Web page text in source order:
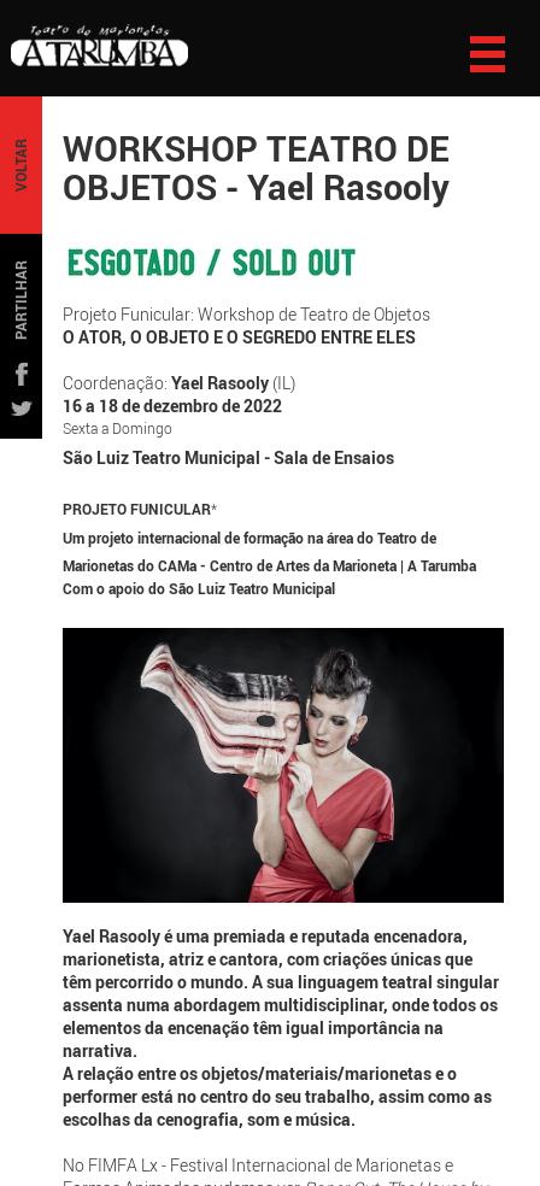
VOLTAR
PARTILHAR
WORKSHOP TEATRO DE
OBJETOS - Yael Rasooly
Projeto Funicular: Workshop de Teatro de Objetos
O ATOR, O OBJETO E O SEGREDO ENTRE ELES
Coordenação: Yael Rasooly (IL)
16 a 18 de dezembro de 2022
Sexta a Domingo
São Luiz Teatro Municipal - Sala de Ensaios
PROJETO FUNICULAR*
Um projeto internacional de formação na área do Teatro de
Marionetas do CAMa - Centro de Artes da Marioneta | A Tarumba
Com o apoio do São Luiz Teatro Municipal
Yael Rasooly é uma premiada e reputada encenadora,
marionetista, atriz e cantora, com criações únicas que
têm percorrido o mundo. A sua linguagem teatral singular
assenta numa abordagem multidisciplinar, onde todos os
elementos da encenação têm igual importância na
narrativa.
A relação entre os objetos/materiais/marionetas e o
performer está no centro do seu trabalho, assim como as
escolhas da cenografia, som e música.
No FIMFA Lx - Festival Internacional de Marionetas e